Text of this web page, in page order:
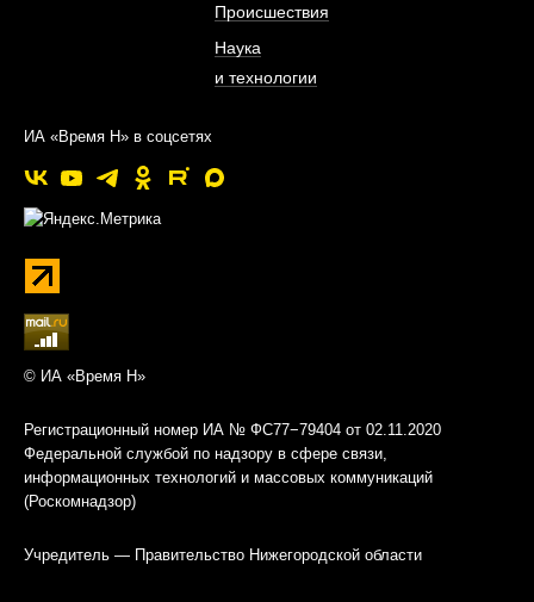
Происшествия
Наука
и технологии
ИА «Время Н» в соцсетях
© ИА «Время Н»
Регистрационный номер ИА № ФС77−79404 от 02.11.2020
Федеральной службой по надзору в сфере связи,
информационных технологий и массовых коммуникаций
(Роскомнадзор)
Учредитель — Правительство Нижегородской области